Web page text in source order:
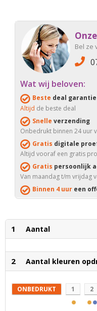
Bel ze
Wat wij beloven:
Beste deal garantie
Altijd de beste deal
Snelle verzending
Onbedrukt binnen 24 uur
Gratis digitale
Altijd vooraf een gratis
Gratis persoonlijk
Van maandag t/m vrijdag
Binnen 4 uur een
1 Aantal
2 Aantal kleuren
ONBEDRUKT 1 2